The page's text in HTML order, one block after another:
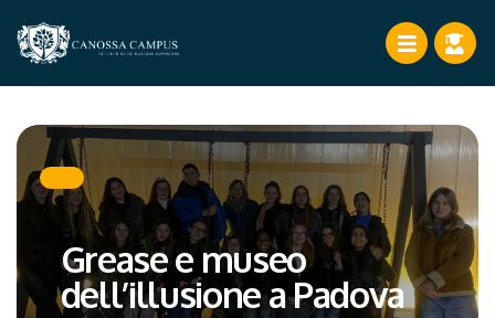
Grease e museo
dell’illusione a Padova